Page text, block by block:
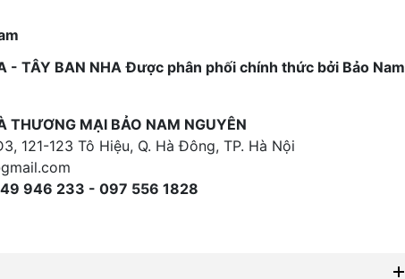
- TÂY BAN NHA Được phân phối chính thức bởi Bảo Nam
THƯƠNG MẠI BẢO NAM NGUYÊN
121-123 Tô Hiệu, Q. Hà Đông, TP. Hà Nội
946 233 - 097 556 1828